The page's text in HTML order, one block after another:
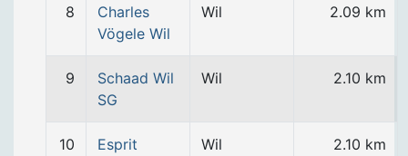
8
Charles
Vögele Wil
Wil 2.09 km
9
Schaad Wil
SG
Wil 2.10 km
10 Esprit Wil 2.10 km